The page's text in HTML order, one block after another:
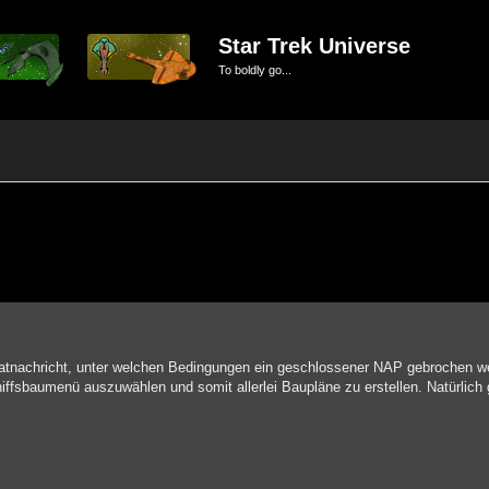
Star Trek Universe
To boldly go...
Suche
unter welchen Bedingungen ein geschlossener NAP gebrochen
auszuwählen und somit allerlei Baupläne zu erstellen. Natürlich